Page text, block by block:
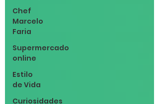
Chef
Marcelo
Faria
Supermercado
online
Estilo
de Vida
Curiosidades